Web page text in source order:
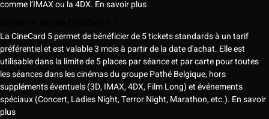
comme l’IMAX ou la 4DX. En savoir plus
La CineCard 5 permet de bénéficier de 5 tickets standards à un tarif
préférentiel et est valable 3 mois à partir de la date d'achat. Elle est
utilisable dans la limite de 5 places par séance et par carte pour toutes
les séances dans les cinémas du groupe Pathé Belgique, hors
suppléments éventuels (3D, IMAX, 4DX, Film Long) et événements
spéciaux (Concert, Ladies Night, Terror Night, Marathon, etc.). En savoir
plus